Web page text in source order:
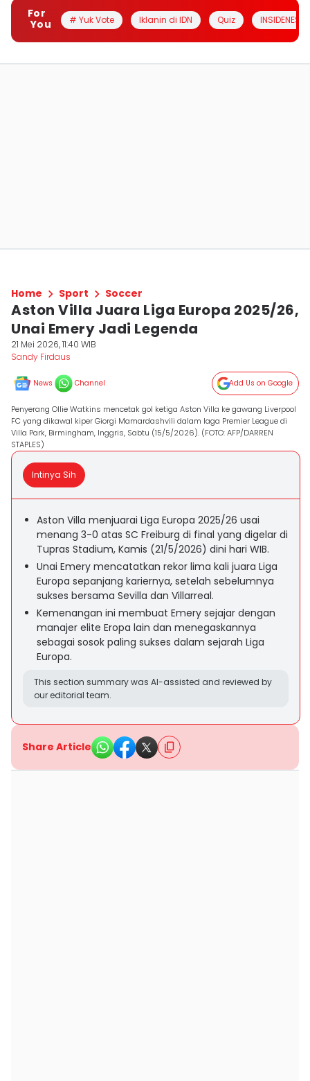
For
You
# Yuk Vote Iklanin di IDN Quiz INSIDENESIA
Home Sport Soccer
Aston Villa Juara Liga Europa 2025/26,
Unai Emery Jadi Legenda
21 Mei 2026, 11:40 WIB
Sandy Firdaus
News Channel Add Us on Google
Penyerang Ollie Watkins mencetak gol ketiga Aston Villa ke gawang Liverpool
FC yang dikawal kiper Giorgi Mamardashvili dalam laga Premier League di
Villa Park, Birmingham, Inggris, Sabtu (15/5/2026). (FOTO: AFP/DARREN
STAPLES)
Intinya Sih
Aston Villa menjuarai Liga Europa 2025/26 usai
menang 3-0 atas SC Freiburg di final yang digelar di
Tupras Stadium, Kamis (21/5/2026) dini hari WIB.
Unai Emery mencatatkan rekor lima kali juara Liga
Europa sepanjang kariernya, setelah sebelumnya
sukses bersama Sevilla dan Villarreal.
Kemenangan ini membuat Emery sejajar dengan
manajer elite Eropa lain dan menegaskannya
sebagai sosok paling sukses dalam sejarah Liga
Europa.
This section summary was AI-assisted and reviewed by
our editorial team.
Share Article